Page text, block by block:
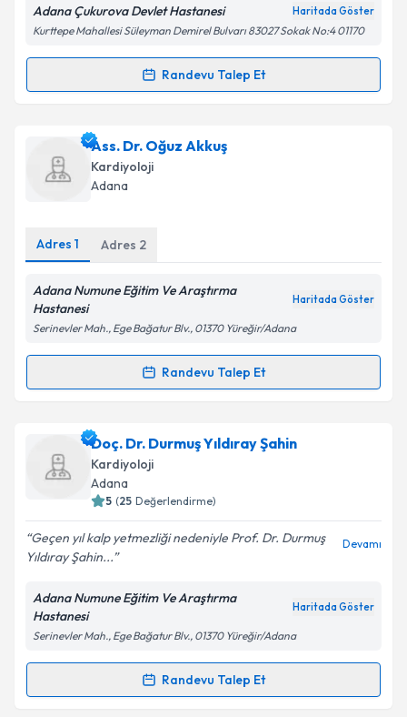
Kişisel verilerimin işlenmesine ilişkinAydınlatma
Metni'ni okudum ve kişisel verilerimin belirtilen
kapsamda işlenmesini kabul ediyorum.
Adana Çukurova Devlet Hastanesi Haritada Göster
Kurttepe Mahallesi Süleyman Demirel Bulvarı 83027 Sokak No:4 01170
Randevu Talep Et
Randevu Takvimi Talebi
Uzm. Dr. Hakan Göçeriçin randevu takvimi talebi
oluşturun. Size bu uzmandan randevu almanız için bir
takvim hazırlandığında e-posta ile bilgilendireceğiz.
Kişisel verilerimin işlenmesine ilişkin
Aydınlatma
Metni'ni okudum ve kişisel verilerimin belirtilen
Ass. Dr. Oğuz Akkuş
Kardiyoloji
Adana
Adres 1 Adres 2
Adana Numune Eğitim Ve Araştırma
Hastanesi
Haritada Göster
Serinevler Mah., Ege Bağatur Blv., 01370 Yüreğir/Adana
Randevu Talep Et
Randevu Takvimi Talebi
Ass. Dr. Oğuz Akkuşiçin randevu takvimi talebi
oluşturun. Size bu uzmandan randevu almanız için bir
takvim hazırlandığında e-posta ile bilgilendireceğiz.
Kişisel verilerimin işlenmesine ilişkin
Aydınlatma
Metni
kapsamda işlenmesini kabul ediyorum.
Takvim Talebini Gönder
Doç. Dr. Durmuş Yıldıray Şahin
Kardiyoloji
Adana
5 (25 Değerlendirme)
Geçen yıl kalp yetmezliği nedeniyle Prof. Dr. Durmuş
Yıldıray Şahin...
Devamı
Adana Numune Eğitim Ve Araştırma
Hastanesi
Haritada Göster
Serinevler Mah., Ege Bağatur Blv., 01370 Yüreğir/Adana
Randevu Talep Et
Randevu Takvimi Talebi